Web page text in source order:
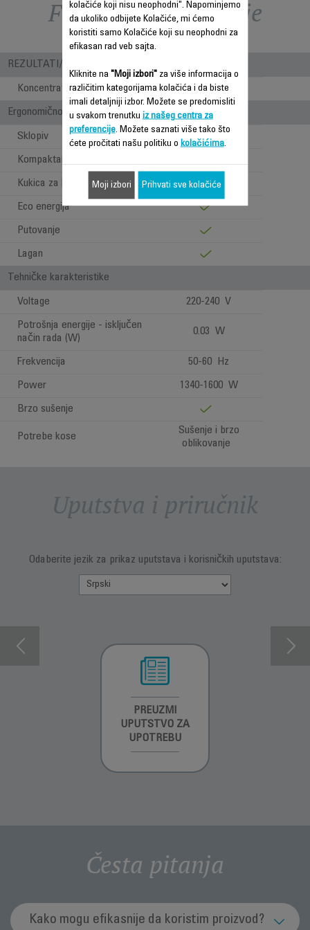
Funkcije – poređenje
REZULTATI/ UPOTREBA
Koncentrator 1
Ergonomičnost/Udobno pri upotrebi
Sklopiv
Kompaktan
Kukica za kačenje
Eco energija
Putovanje
Lagan
Tehničke karakteristike
Voltage 220-240 V
Potrošnja energije - isključen
način rada (W)
0.03 W
Frekvencija 50-60 Hz
Power 1340-1600 W
Brzo sušenje
Potrebe kose
Sušenje i brzo
oblikovanje
Uputstva i priručnik
Odaberite jezik za prikaz uputstava i korisničkih uputstava:
PREUZMI
UPUTSTVO ZA
UPOTREBU
Česta pitanja
Kako mogu efikasnije da koristim proizvod?
kolačiće koji nisu neophodni". Napominjemo
da ukoliko odbijete Kolačiće, mi ćemo
koristiti samo Kolačiće koji su neophodni za
efikasan rad veb sajta.
Kliknite na "Moji izbori"za više informacija o
različitim kategorijama kolačića i da biste
imali detaljniji izbor. Možete se predomisliti
u svakom trenutku iz našeg centra za
preferencije. Možete saznati više tako što
ćete pročitati našu politiku o kolačićima.
Moji izbori Prihvati sve kolačiće